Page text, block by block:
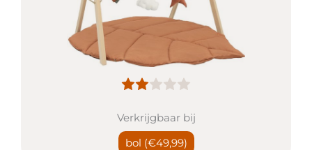
Verkrijgbaar bij
bol (€49,99)